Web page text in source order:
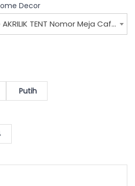
Decor
STAND QRIS/ Barcode AKRILIK TENT Nomor Meja Cafe / Stand Nomor Meja Bending / Nomor Meja Dekorasi WEB
Putih